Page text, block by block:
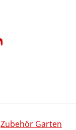
Zubehör Garten